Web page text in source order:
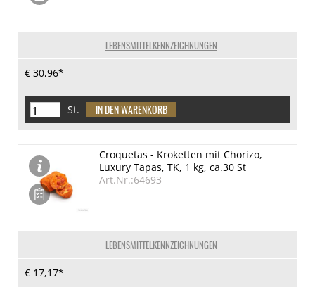
LEBENSMITTELKENNZEICHNUNGEN
€ 30,96*
St.
LEBENSMITTELKENNZEICHNUNGEN
Croquetas - Kroketten mit Chorizo,
Luxury Tapas, TK, 1 kg, ca.30 St
Art.Nr.:64693
€ 17,17*